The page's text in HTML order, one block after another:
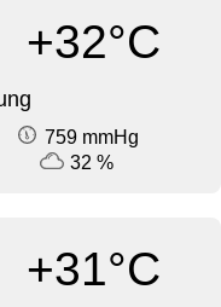
+32°C
759 mmHg
32 %
+31°C